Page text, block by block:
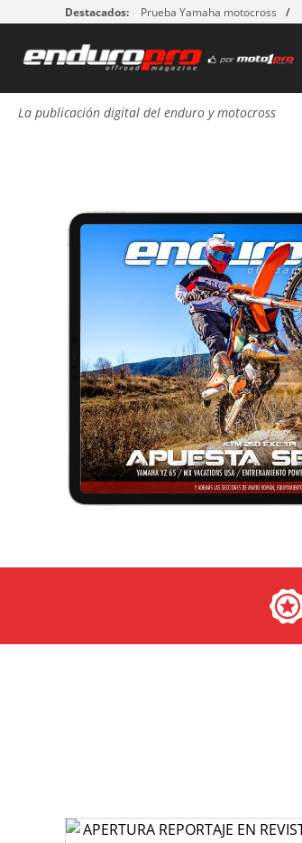
Destacados: Prueba Yamaha motocross
La publicación digital del enduro y motocross